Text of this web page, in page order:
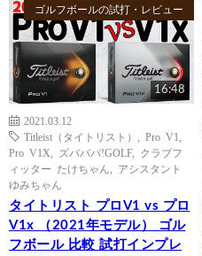
ゴルフボールの試打・レビュー
16:48
2021.03.12
Titleist（タイトリスト）
Pro V1
Pro V1X
ズバババ!GOLF, クラブフ
ィッター たけちゃん
アシスタント
ゆみちゃん
タイトリスト プロV1 vs プロ
V1x （2021年モデル） ゴル
フボール 比較 試打インプレ